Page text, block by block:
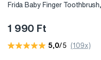
Frida Baby Finger
1 990 Ft
5,0/5 (109x)